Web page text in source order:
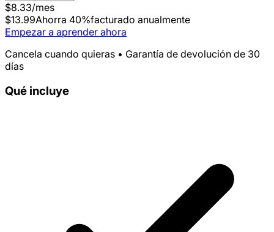
$8.33/mes
$13.99Ahorra 40%facturado anualmente
Empezar a aprender ahora
Cancela cuando quieras • Garantía de devolución de 30
días
Qué incluye